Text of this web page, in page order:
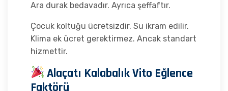
Ara durak bedavadır. Ayrıca şeffaftır.
Çocuk koltuğu ücretsizdir. Su ikram edilir.
Klima ek ücret gerektirmez. Ancak standart
hizmettir.
Alaçatı Kalabalık Vito Eğlence
Faktörü